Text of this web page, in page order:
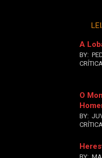
A
BY:
O
BY: